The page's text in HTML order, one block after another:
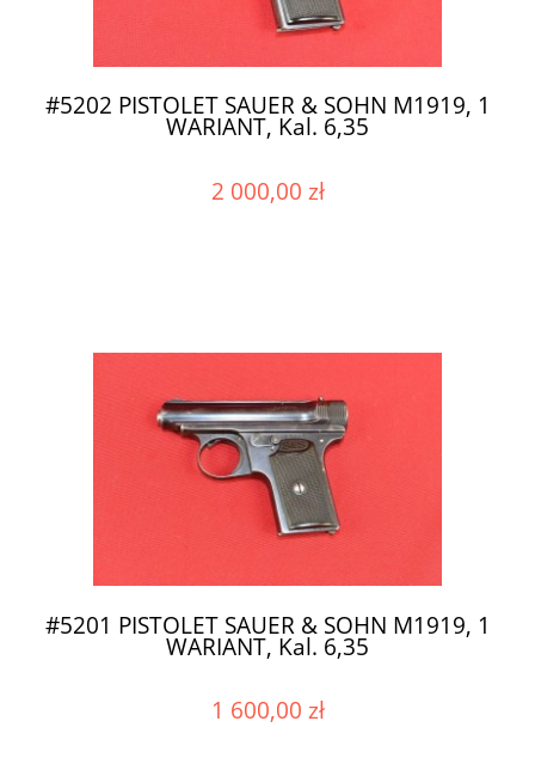
#5202 PISTOLET SAUER & SOHN M1919, 1
WARIANT, Kal. 6,35
2 000,00 zł
#5201 PISTOLET SAUER & SOHN M1919, 1
WARIANT, Kal. 6,35
1 600,00 zł